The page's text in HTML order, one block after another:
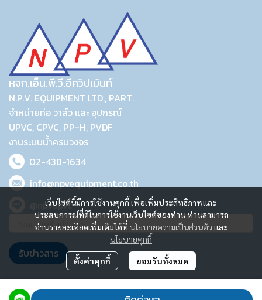
เว็บไซต์นี้มีการใช้งานคุกกี้ เพื่อเพิ่มประสิทธิภาพและ
ประสบการณ์ที่ดีในการใช้งานเว็บไซต์ของท่าน ท่านสามารถ
อ่านรายละเอียดเพิ่มเติมได้ที่ นโยบายความเป็นส่วนตัว และ
นโยบายคุกกี้
ตั้งค่าคุกกี้ ยอมรับทั้งหมด
หจก.เอ็น.พี.วี.อีควิปเม้นท์
N.P.V. EQUIPMENT LTD., PART.
จำหน่ายท่อ วาล์ว และ อุปกรณ์
UPVC, CPVC, PP-H, PVDF
งานระบบน้ำครบวงจร
02-438-1634
info@npvequipment.co.th
@npvupvc
รับข่าวสาร
2023 © N.P.V. EQUIPMENT LTD., PART.